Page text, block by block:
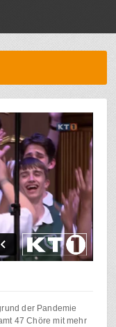
der Pandemie
47 Chöre mit mehr